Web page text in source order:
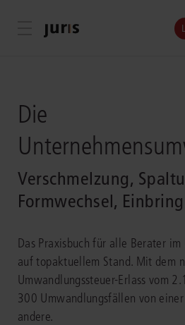
Menü öffnen
Die
Verschmelzung,
Formwechsel,
Das Praxisbuch für alle Berater
auf topaktuellem Stand. Mit dem
Umwandlungssteuer-Erlass vom
300 Umwandlungsfällen von
andere.